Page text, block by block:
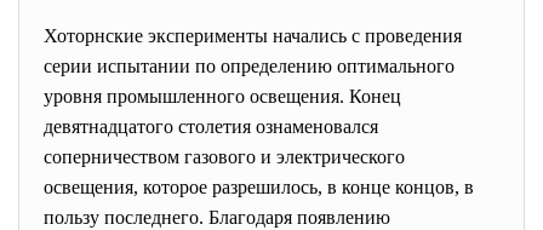
Хоторнские эксперименты начались с проведения
серии испытании по определению оптимального
уровня промышленного освещения. Конец
девятнадцатого столетия ознаменовался
соперничеством газового и электрического
освещения, которое разрешилось, в конце концов, в
пользу последнего. Благодаря появлению